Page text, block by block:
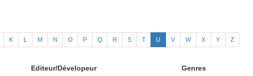
K L M N O P Q R S T U V W X Y Z
Editeur/Dévelopeur Genres